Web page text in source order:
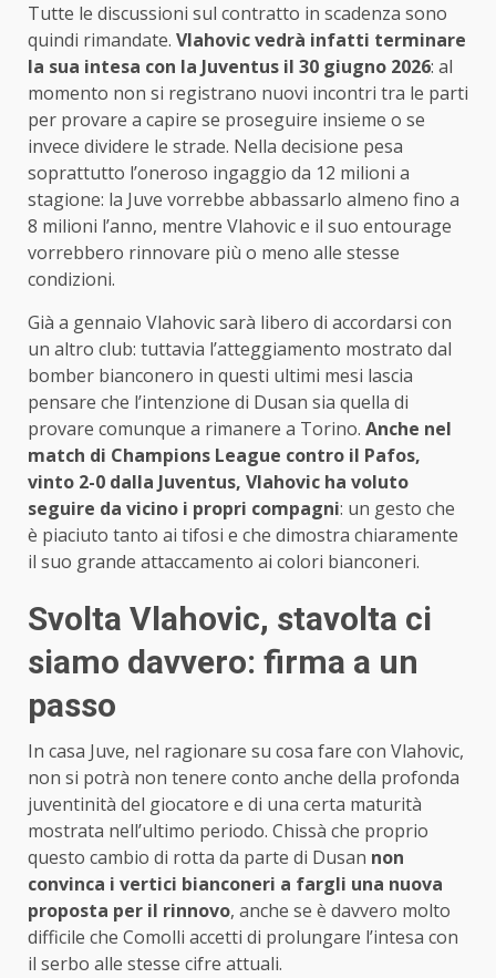
Tutte le discussioni sul contratto in scadenza sono
quindi rimandate. Vlahovic vedrà infatti terminare
la sua intesa con la Juventus il 30 giugno 2026: al
momento non si registrano nuovi incontri tra le parti
per provare a capire se proseguire insieme o se
invece dividere le strade. Nella decisione pesa
soprattutto l’oneroso ingaggio da 12 milioni a
stagione: la Juve vorrebbe abbassarlo almeno fino a
8 milioni l’anno, mentre Vlahovic e il suo entourage
vorrebbero rinnovare più o meno alle stesse
condizioni.
Già a gennaio Vlahovic sarà libero di accordarsi con
un altro club: tuttavia l’atteggiamento mostrato dal
bomber bianconero in questi ultimi mesi lascia
pensare che l’intenzione di Dusan sia quella di
provare comunque a rimanere a Torino. Anche nel
match di Champions League contro il Pafos,
vinto 2-0 dalla Juventus, Vlahovic ha voluto
seguire da vicino i propri compagni: un gesto che
è piaciuto tanto ai tifosi e che dimostra chiaramente
il suo grande attaccamento ai colori bianconeri.
Svolta Vlahovic, stavolta ci
siamo davvero: firma a un
passo
In casa Juve, nel ragionare su cosa fare con Vlahovic,
non si potrà non tenere conto anche della profonda
juventinità del giocatore e di una certa maturità
mostrata nell’ultimo periodo. Chissà che proprio
questo cambio di rotta da parte di Dusan non
convinca i vertici bianconeri a fargli una nuova
proposta per il rinnovo, anche se è davvero molto
difficile che Comolli accetti di prolungare l’intesa con
il serbo alle stesse cifre attuali.